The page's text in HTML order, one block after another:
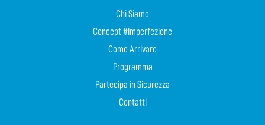
Chi Siamo
Concept #Imperfezione
Come Arrivare
Programma
Partecipa in Sicurezza
Contatti